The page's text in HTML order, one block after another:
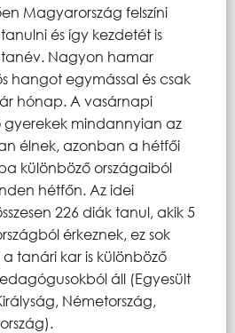
Magyarország felszíni
és így kezdetét is
Nagyon hamar
hangot egymással és csak
hónap. A vasárnapi
mindannyian az
élnek, azonban a hétfői
különböző országaiból
hétfőn. Az idei
226 diák tanul, akik 5
érkeznek, ez sok
tanári kar is különböző
áll (Egyesült
Németország,